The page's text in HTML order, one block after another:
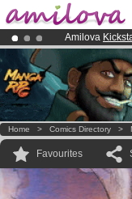
Amilova
Already
Premium
Home > Comics Directory >
Favourites